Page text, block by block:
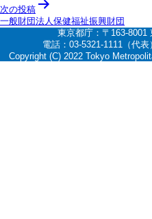
ナ
ビ
ー
次の投稿
一般財団法人保健福祉振興財団
東京都庁：〒163-8001
電話：03-5321-1111（代
Copyright (C) 2022 Tokyo